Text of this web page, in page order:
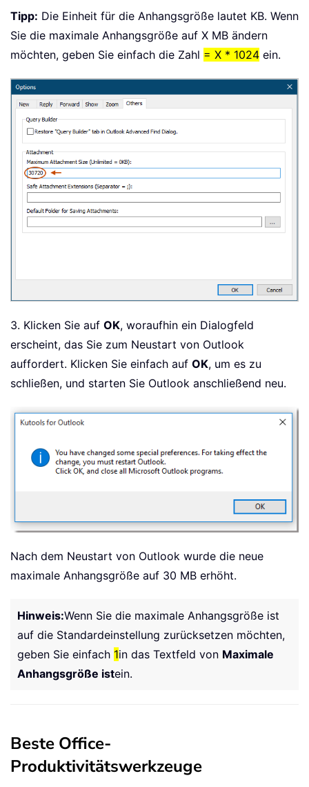
Tipp: Die Einheit für die Anhangsgröße lautet KB. Wenn
Sie die maximale Anhangsgröße auf X MB ändern
möchten, geben Sie einfach die Zahl = X * 1024 ein.
3. Klicken Sie auf OK, woraufhin ein Dialogfeld
erscheint, das Sie zum Neustart von Outlook
auffordert. Klicken Sie einfach auf OK, um es zu
schließen, und starten Sie Outlook anschließend neu.
Nach dem Neustart von Outlook wurde die neue
maximale Anhangsgröße auf 30 MB erhöht.
Hinweis:Wenn Sie die maximale Anhangsgröße ist
auf die Standardeinstellung zurücksetzen möchten,
geben Sie einfach 1in das Textfeld von Maximale
Anhangsgröße istein.
Beste Office-
Produktivitätswerkzeuge